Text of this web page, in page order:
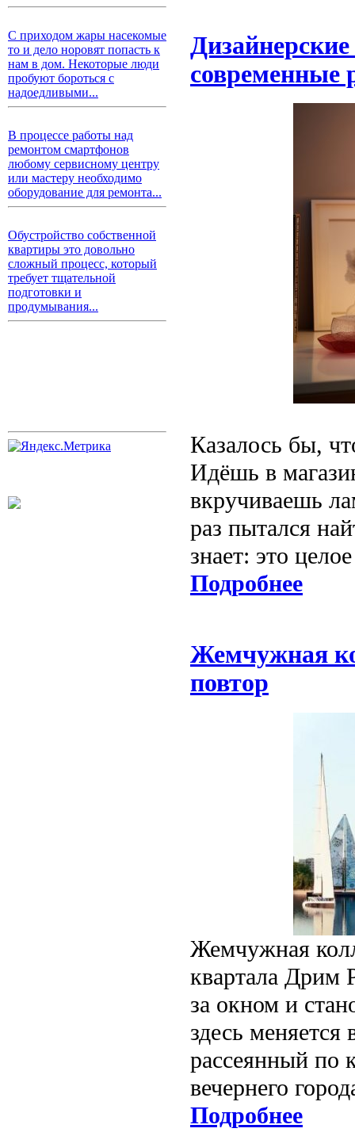
С приходом жары насекомые
то и дело норовят попасть к
нам в дом. Некоторые люди
пробуют бороться с
надоедливыми...
В процессе работы над
ремонтом смартфонов
любому сервисному центру
или мастеру необходимо
оборудование для ремонта...
Обустройство собственной
квартиры это довольно
сложный процесс, который
требует тщательной
подготовки и
продумывания...
современные
Казалось бы,
Идёшь в
вкручиваешь
раз пытался
знает: это
Подробнее
Жемчужная
повтор
Жемчужная
квартала Дрим
за окном и
здесь
рассеянный по
вечернего
Подробнее